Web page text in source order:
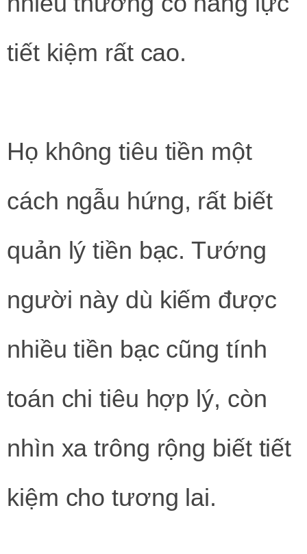
tiết kiệm rất cao.
Họ không tiêu tiền một
cách ngẫu hứng, rất biết
quản lý tiền bạc. Tướng
người này dù kiếm được
nhiều tiền bạc cũng tính
toán chi tiêu hợp lý, còn
nhìn xa trông rộng biết tiết
kiệm cho tương lai.